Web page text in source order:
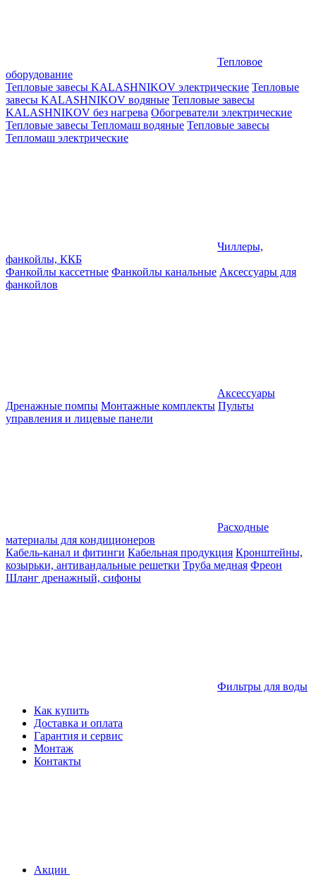
Тепловое
оборудование
Тепловые завесы KALASHNIKOV электрические Тепловые
завесы KALASHNIKOV водяные Тепловые завесы
KALASHNIKOV без нагрева Обогреватели электрические
Тепловые завесы Тепломаш водяные Тепловые завесы
Тепломаш электрические
Чиллеры,
фанкойлы, ККБ
Фанкойлы кассетные Фанкойлы канальные Аксессуары для
фанкойлов
Аксессуары
Дренажные помпы Монтажные комплекты Пульты
управления и лицевые панели
Расходные
материалы для кондиционеров
Кабель-канал и фитинги Кабельная продукция Кронштейны,
козырьки, антивандальные решетки Труба медная Фреон
Шланг дренажный, сифоны
Фильтры для воды
Как купить
Доставка и оплата
Гарантия и сервис
Монтаж
Контакты
Акции